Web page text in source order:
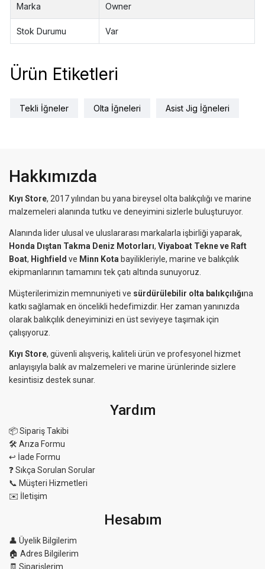
Marka Owner
Stok Durumu Var
Ürün Etiketleri
Tekli İğneler Olta İğneleri Asist Jig İğneleri
Hakkımızda
Kıyı Store, 2017 yılından bu yana bireysel olta balıkçılığı ve marine
malzemeleri alanında tutku ve deneyimini sizlerle buluşturuyor.
Alanında lider ulusal ve uluslararası markalarla işbirliği yaparak,
Honda Dıştan Takma Deniz Motorları, Viyaboat Tekne ve Raft
Boat, Highfield ve Minn Kota bayilikleriyle, marine ve balıkçılık
ekipmanlarının tamamını tek çatı altında sunuyoruz.
Müşterilerimizin memnuniyeti ve sürdürülebilir olta balıkçılığına
katkı sağlamak en öncelikli hedefimizdir. Her zaman yanınızda
olarak balıkçılık deneyiminizi en üst seviyeye taşımak için
çalışıyoruz.
Kıyı Store, güvenli alışveriş, kaliteli ürün ve profesyonel hizmet
anlayışıyla balık av malzemeleri ve marine ürünlerinde sizlere
kesintisiz destek sunar.
Yardım
📦 Sipariş Takibi
🛠 Arıza Formu
↩️ İade Formu
❓ Sıkça Sorulan Sorular
📞 Müşteri Hizmetleri
✉️ İletişim
Hesabım
👤 Üyelik Bilgilerim
🏠 Adres Bilgilerim
🧾 Siparişlerim